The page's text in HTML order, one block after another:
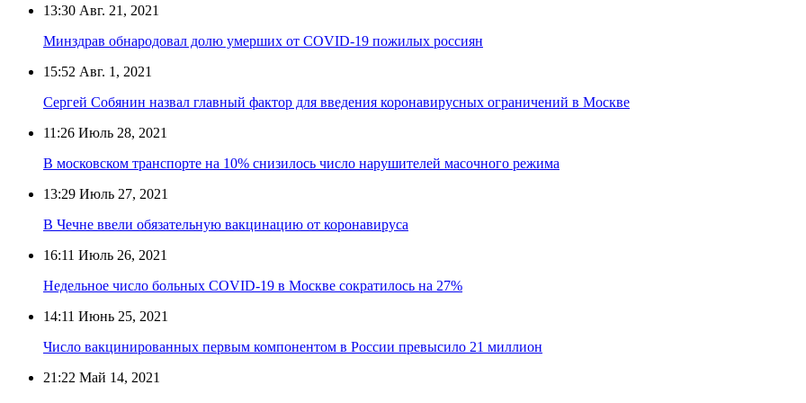
13:30 Авг. 21, 2021
Минздрав обнародовал долю умерших от COVID-19 пожилых россиян
15:52 Авг. 1, 2021
Сергей Собянин назвал главный фактор для введения коронавирусных ограничений в Москве
11:26 Июль 28, 2021
В московском транспорте на 10% снизилось число нарушителей масочного режима
13:29 Июль 27, 2021
В Чечне ввели обязательную вакцинацию от коронавируса
16:11 Июль 26, 2021
Недельное число больных COVID-19 в Москве сократилось на 27%
14:11 Июнь 25, 2021
Число вакцинированных первым компонентом в России превысило 21 миллион
21:22 Май 14, 2021